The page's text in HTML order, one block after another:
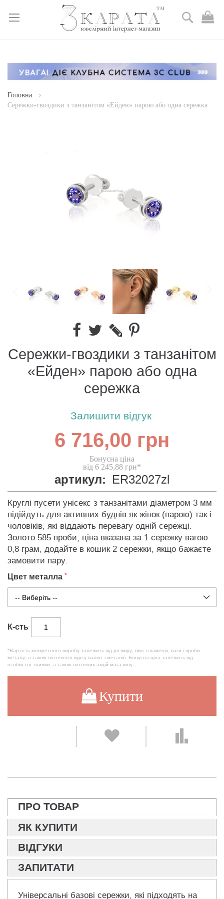
Skip
Content
Пошук
Головна
Сережки-гвоздики з танзанітом «Ейден» парою або одна сережка
Сережки-гвоздики з танзанітом
«Ейден» парою або одна
сережка
Залишити відгук
6 716,00 грн
Бонусна ціна
від 6 245,88 грн*
артикул: ER32027zl
Круглі пусети унісекс з танзанітами діаметром 3 мм
підійдуть для активних буднів як жінок (парою) так і
чоловіків, які віддають перевагу одній сережці.
Золото 585 проби, ціна вказана за 1 сережку вагою
0,8 грам, додайте в кошик 2 сережки, якщо бажаєте
замовити пару.
Цвет металла
К-сть
*Вартість конкретного виробу залежить від розміру, якості каменів, ваги і проби
металу, а також поточного курсу валют і металів. Бонусна ціна залежить від
особистої знижки, а також поточних акцій магазину.
Купити
ПРО ТОВАР
ЯК КУПИТИ
ВІДГУКИ
ЗАПИТАТИ
Універсальні базові сережки, які підходять на